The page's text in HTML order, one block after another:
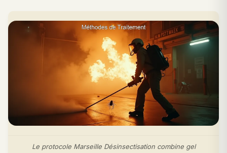
Le protocole Marseille Désinsectisation combine gel